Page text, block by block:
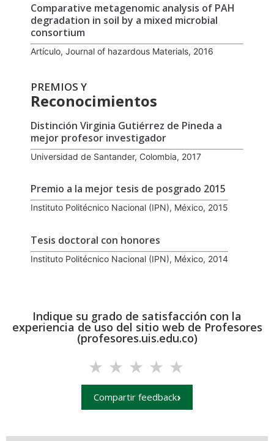
Comparative metagenomic analysis of PAH
degradation in soil by a mixed microbial
consortium
Artículo, Journal of hazardous Materials, 2016
PREMIOS Y
Reconocimientos
Distinción Virginia Gutiérrez de Pineda a
mejor profesor investigador
Universidad de Santander, Colombia, 2017
Premio a la mejor tesis de posgrado 2015
Instituto Politécnico Nacional (IPN), México, 2015
Tesis doctoral con honores
Instituto Politécnico Nacional (IPN), México, 2014
Indique su grado de satisfacción con la
experiencia de uso del sitio web de Profesores
(profesores.uis.edu.co)